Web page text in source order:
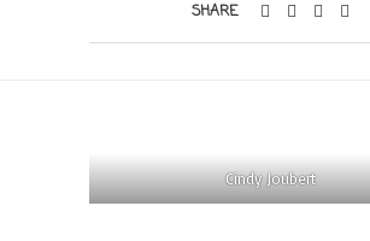
SHARE
Cindy Joubert